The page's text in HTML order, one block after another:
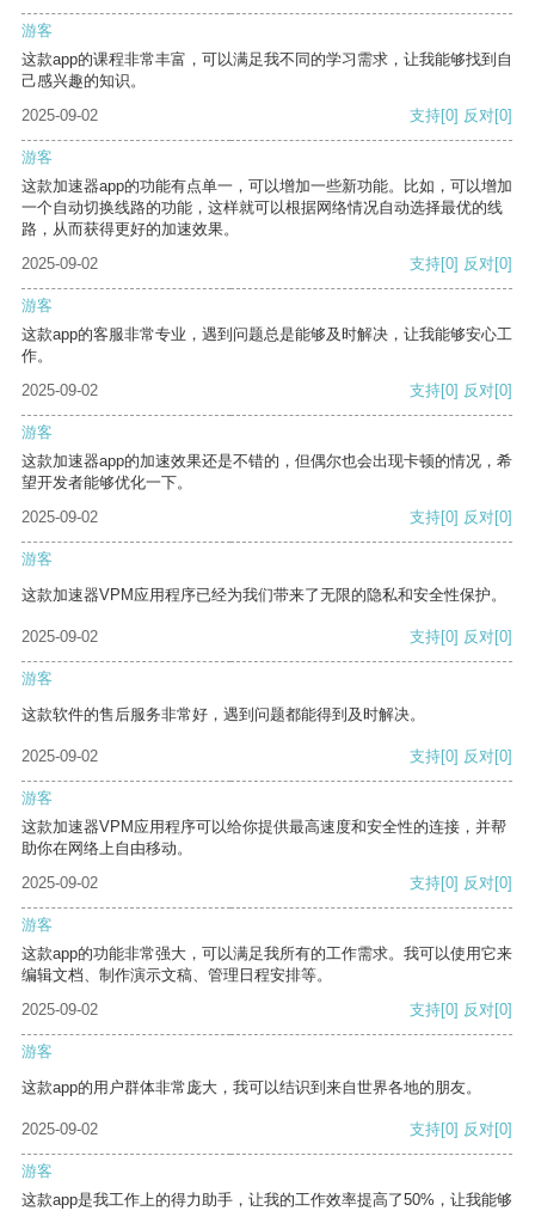
游客
这款app的课程非常丰富，可以满足我不同的学习需求，让我能够找到自
己感兴趣的知识。
2025-09-02
支持[0] 反对[0]
游客
这款加速器app的功能有点单一，可以增加一些新功能。比如，可以增加
一个自动切换线路的功能，这样就可以根据网络情况自动选择最优的线
路，从而获得更好的加速效果。
2025-09-02
支持[0] 反对[0]
游客
这款app的客服非常专业，遇到问题总是能够及时解决，让我能够安心工
作。
2025-09-02
支持[0] 反对[0]
游客
这款加速器app的加速效果还是不错的，但偶尔也会出现卡顿的情况，希
望开发者能够优化一下。
2025-09-02
支持[0] 反对[0]
游客
这款加速器VPM应用程序已经为我们带来了无限的隐私和安全性保护。
2025-09-02 支持[0] 反对[0]
游客
这款软件的售后服务非常好，遇到问题都能得到及时解决。
2025-09-02 支持[0] 反对[0]
游客
这款加速器VPM应用程序可以给你提供最高速度和安全性的连接，并帮
助你在网络上自由移动。
2025-09-02
支持[0] 反对[0]
游客
这款app的功能非常强大，可以满足我所有的工作需求。我可以使用它来
编辑文档、制作演示文稿、管理日程安排等。
2025-09-02
支持[0] 反对[0]
游客
这款app的用户群体非常庞大，我可以结识到来自世界各地的朋友。
2025-09-02 支持[0] 反对[0]
游客
这款app是我工作上的得力助手，让我的工作效率提高了50%，让我能够